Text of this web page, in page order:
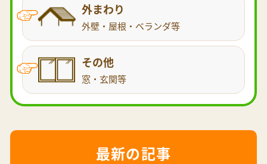
外まわり
外壁・屋根・ベランダ等
その他
窓・玄関等
最新の記事